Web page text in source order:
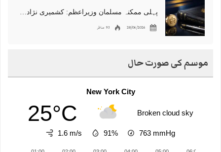
پہلی ممکنہ مسلمان وزیراعظم: کشمیری نژاد شبانہ محمود برطانیہ میں مقبول
28/06/2026 93 مناظر
موسم کی صورت حال
New York City
25°C Broken cloud sky
1.6 m/s 91% 763 mmHg